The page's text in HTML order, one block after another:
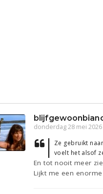
donderdag 28 mei
Ze gebruikt
voelt het alsof
En tot nooit meer
Lijkt me een